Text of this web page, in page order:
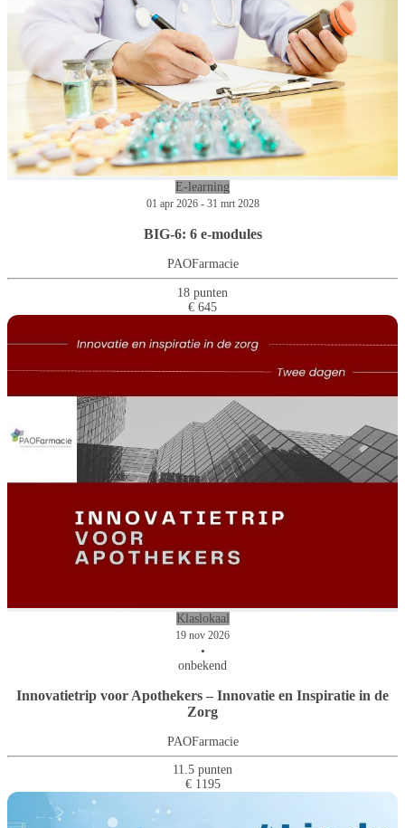
E-learning
01 apr 2026 - 31 mrt 2028
BIG-6: 6 e-modules
PAOFarmacie
18 punten
€ 645
Klaslokaal
19 nov 2026
•
onbekend
Innovatietrip voor Apothekers – Innovatie en Inspiratie in de
Zorg
PAOFarmacie
11.5 punten
€ 1195